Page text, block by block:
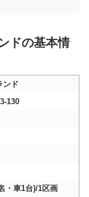
ドの基本情
ンド
130
・車1台)/1区画